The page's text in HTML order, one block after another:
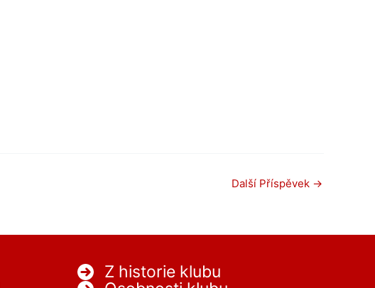
Další Příspěvek →
Z historie klubu